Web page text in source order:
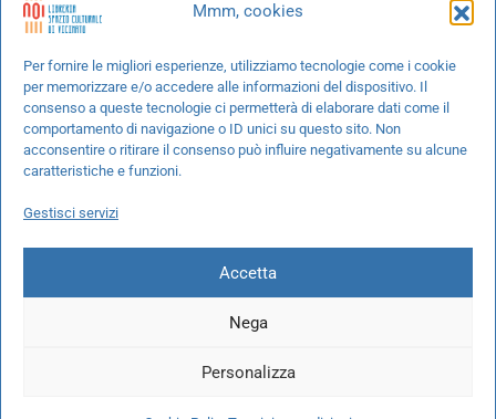
Mmm, cookies
Per fornire le migliori esperienze, utilizziamo tecnologie come i cookie
per memorizzare e/o accedere alle informazioni del dispositivo. Il
consenso a queste tecnologie ci permetterà di elaborare dati come il
comportamento di navigazione o ID unici su questo sito. Non
acconsentire o ritirare il consenso può influire negativamente su alcune
caratteristiche e funzioni.
Gestisci servizi
Accetta
Nega
Personalizza
Chi siamo
Progetti speciali
Richiedi un libro
Spedizioni
Cookie Policy
10694580969